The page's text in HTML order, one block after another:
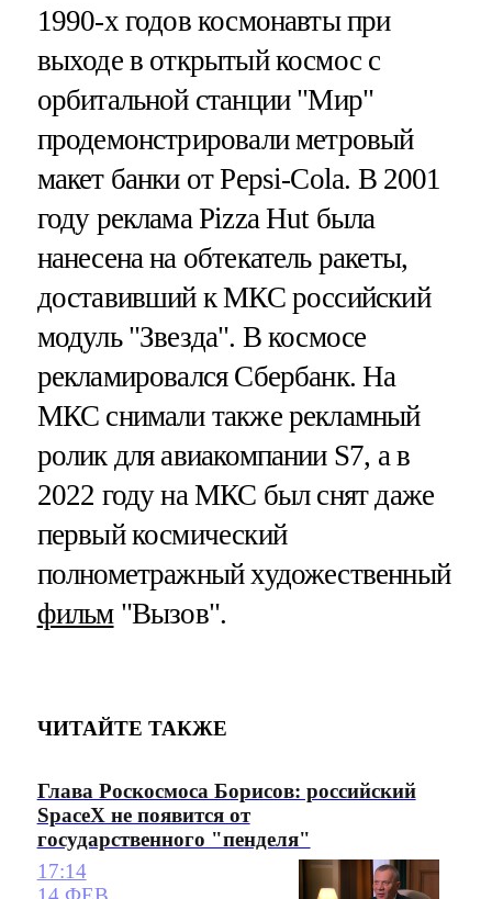
1990-х годов космонавты при
выходе в открытый космос с
орбитальной станции "Мир"
продемонстрировали метровый
макет банки от Pepsi-Cola. В 2001
году реклама Pizza Hut была
нанесена на обтекатель ракеты,
доставивший к МКС российский
модуль "Звезда". В космосе
рекламировался Сбербанк. На
МКС снимали также рекламный
ролик для авиакомпании S7, а в
2022 году на МКС был снят даже
первый космический
полнометражный художественный
фильм"Вызов".
ЧИТАЙТЕ ТАКЖЕ
Глава Роскосмоса Борисов: российский
SpaceX не появится от
государственного "пенделя"
17:14